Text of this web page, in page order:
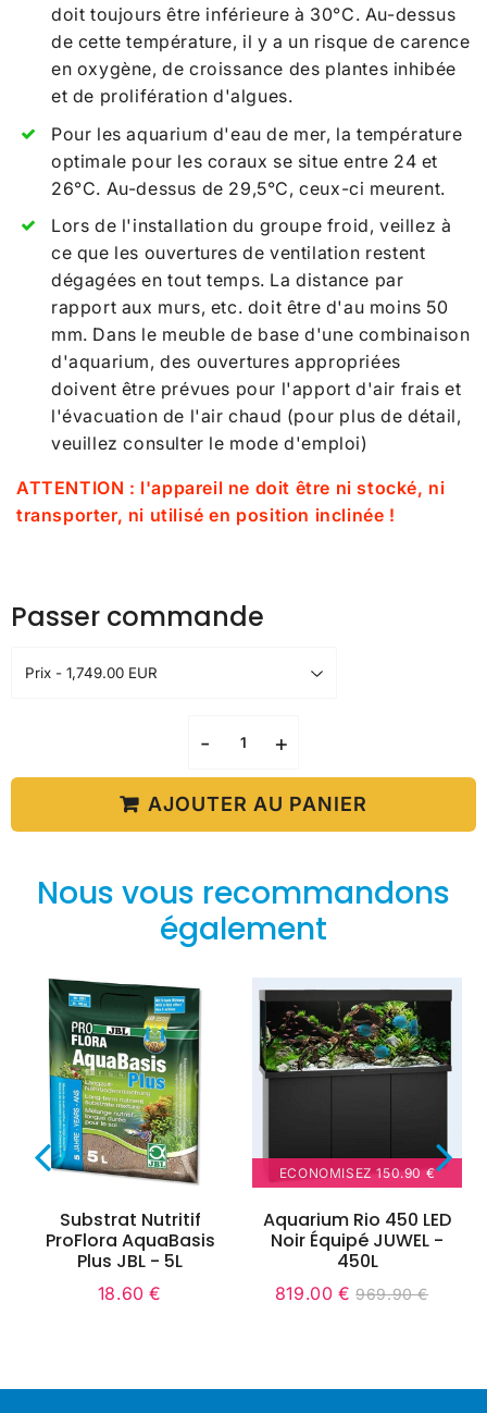
doit toujours être inférieure à 30°C. Au-dessus
de cette température, il y a un risque de carence
en oxygène, de croissance des plantes inhibée
et de prolifération d'algues.
Pour les aquarium d'eau de mer, la température
optimale pour les coraux se situe entre 24 et
26°C. Au-dessus de 29,5°C, ceux-ci meurent.
Lors de l'installation du groupe froid, veillez à
ce que les ouvertures de ventilation restent
dégagées en tout temps. La distance par
rapport aux murs, etc. doit être d'au moins 50
mm. Dans le meuble de base d'une combinaison
d'aquarium, des ouvertures appropriées
doivent être prévues pour l'apport d'air frais et
l'évacuation de l'air chaud (pour plus de détail,
veuillez consulter le mode d'emploi)
ATTENTION : l'appareil ne doit être ni stocké, ni
transporter, ni utilisé en position inclinée !
Passer commande
- +
AJOUTER AU PANIER
Nous vous recommandons
également
Substrat Nutritif
ProFlora AquaBasis
Plus JBL - 5L
Prix
18.60 €
ECONOMISEZ 150.90 €
Aquarium Rio 450 LED
Noir Équipé JUWEL -
450L
Prix
819.00 € 819.00
Prix
969.90 €